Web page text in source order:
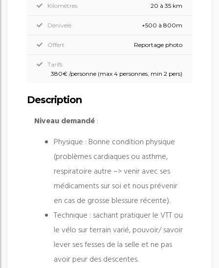
Kilomètres 20 à 35 km
Dénivelé +500 à 800m
Offert Reportage photo
Tarifs
380€ /personne (max 4 personnes, min 2 pers)
Description
Niveau demandé:
Physique : Bonne condition physique
(problèmes cardiaques ou asthme,
respiratoire autre –> venir avec ses
médicaments sur soi et nous prévenir
en cas de grosse blessure récente).
Technique : sachant pratiquer le VTT ou
le vélo sur terrain varié, pouvoir/ savoir
lever ses fesses de la selle et ne pas
avoir peur des descentes.